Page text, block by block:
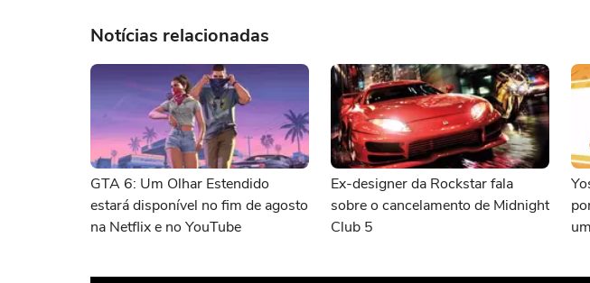
Notícias relacionadas
GTA 6: Um Olhar Estendido
estará disponível no fim de agosto
na Netflix e no YouTube
Ex-designer da Rockstar fala
sobre o cancelamento de Midnight
Club 5